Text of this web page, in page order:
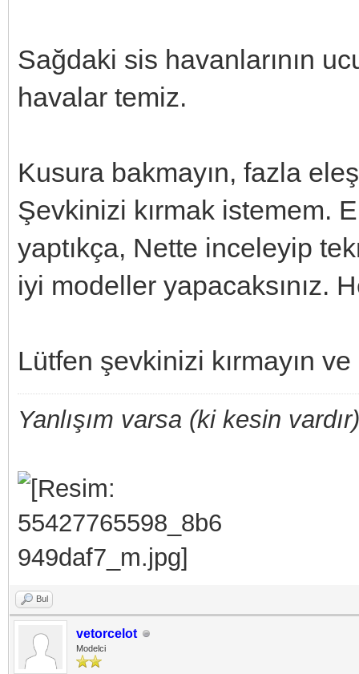
Sağdaki sis havanlarının
havalar temiz.
Kusura bakmayın, fazla
Şevkinizi kırmak istemem.
yaptıkça, Nette inceleyip
iyi modeller yapacaksınız.
Lütfen şevkinizi kırmayın
Yanlışım varsa (ki kesin
Bul
vetorcelot
Modelci